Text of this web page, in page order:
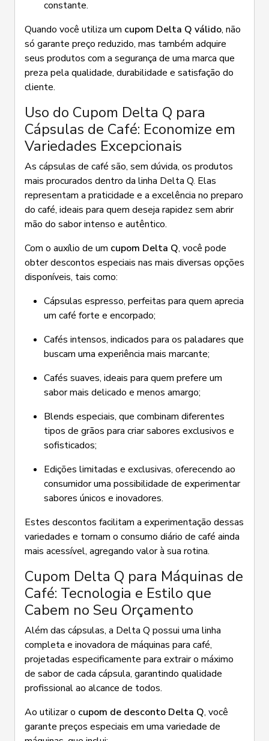
constante.
Quando você utiliza um cupom Delta Q válido, não
só garante preço reduzido, mas também adquire
seus produtos com a segurança de uma marca que
preza pela qualidade, durabilidade e satisfação do
cliente.
Uso do Cupom Delta Q para
Cápsulas de Café: Economize em
Variedades Excepcionais
As cápsulas de café são, sem dúvida, os produtos
mais procurados dentro da linha Delta Q. Elas
representam a praticidade e a excelência no preparo
do café, ideais para quem deseja rapidez sem abrir
mão do sabor intenso e autêntico.
Com o auxílio de um cupom Delta Q, você pode
obter descontos especiais nas mais diversas opções
disponíveis, tais como:
Cápsulas espresso, perfeitas para quem aprecia
um café forte e encorpado;
Cafés intensos, indicados para os paladares que
buscam uma experiência mais marcante;
Cafés suaves, ideais para quem prefere um
sabor mais delicado e menos amargo;
Blends especiais, que combinam diferentes
tipos de grãos para criar sabores exclusivos e
sofisticados;
Edições limitadas e exclusivas, oferecendo ao
consumidor uma possibilidade de experimentar
sabores únicos e inovadores.
Estes descontos facilitam a experimentação dessas
variedades e tornam o consumo diário de café ainda
mais acessível, agregando valor à sua rotina.
Cupom Delta Q para Máquinas de
Café: Tecnologia e Estilo que
Cabem no Seu Orçamento
Além das cápsulas, a Delta Q possui uma linha
completa e inovadora de máquinas para café,
projetadas especificamente para extrair o máximo
de sabor de cada cápsula, garantindo qualidade
profissional ao alcance de todos.
Ao utilizar o cupom de desconto Delta Q, você
garante preços especiais em uma variedade de